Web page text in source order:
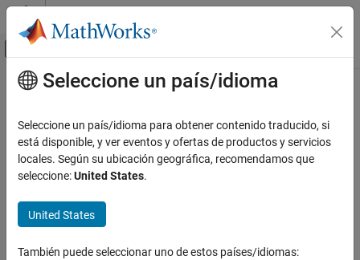
Saltar al contenido
Mostrar/ocultar menú de navegación
Inicio de Documentación
Contenido principal
How useful was this information?
Seleccione un país/idioma
Seleccione un país/idioma para obtener contenido traducido, si
está disponible, y ver eventos y ofertas de productos y servicios
locales. Según su ubicación geográfica, recomendamos que
seleccione:United States.
United States
También puede seleccionar uno de estos países/idiomas: